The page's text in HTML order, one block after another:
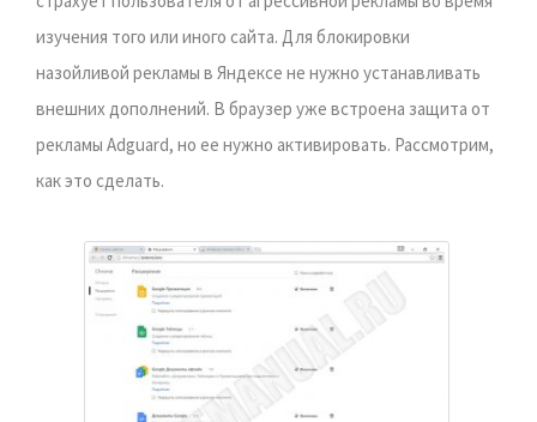
изучения того или иного сайта. Для блокировки
назойливой рекламы в Яндексе не нужно устанавливать
внешних дополнений. В браузер уже встроена защита от
рекламы Adguard, но ее нужно активировать. Рассмотрим,
как это сделать.